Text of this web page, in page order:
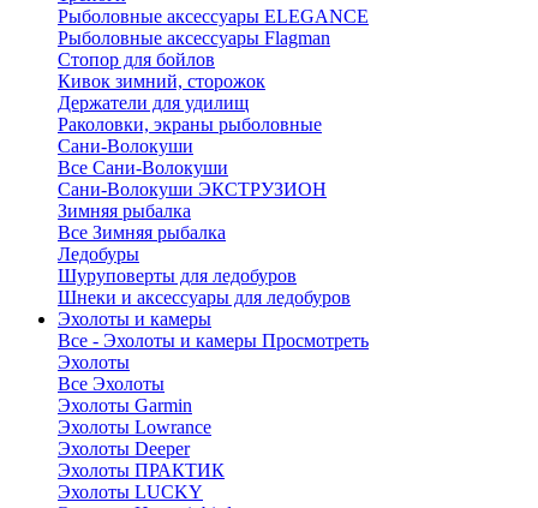
Рыболовные аксессуары ELEGANCE
Рыболовные аксессуары Flagman
Стопор для бойлов
Кивок зимний, сторожок
Держатели для удилищ
Раколовки, экраны рыболовные
Сани-Волокуши
Все Сани-Волокуши
Сани-Волокуши ЭКСТРУЗИОН
Зимняя рыбалка
Все Зимняя рыбалка
Ледобуры
Шуруповерты для ледобуров
Шнеки и аксессуары для ледобуров
Эхолоты и камеры
Все - Эхолоты и камеры Просмотреть
Эхолоты
Все Эхолоты
Эхолоты Garmin
Эхолоты Lowrance
Эхолоты Deeper
Эхолоты ПРАКТИК
Эхолоты LUCKY